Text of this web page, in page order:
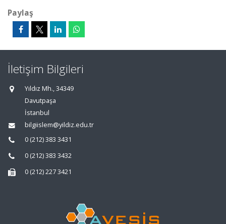
Paylaş
İletişim Bilgileri
Yıldız Mh., 34349
Davutpaşa
İstanbul
bilgiislem@yildiz.edu.tr
0 (212) 383 3431
0 (212) 383 3432
0 (212) 227 3421